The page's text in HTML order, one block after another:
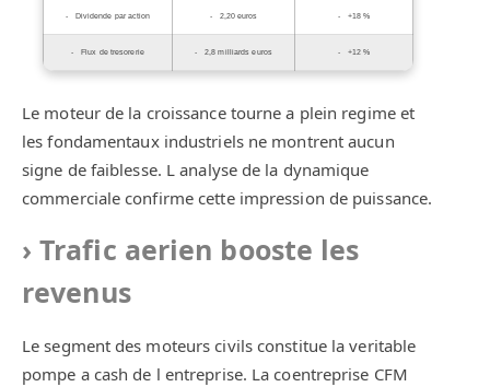
Dividende par action 2,20 euros +18 %
Flux de tresorerie 2,8 milliards euros +12 %
Le moteur de la croissance tourne a plein regime et
les fondamentaux industriels ne montrent aucun
signe de faiblesse. L analyse de la dynamique
commerciale confirme cette impression de puissance.
Trafic aerien booste les
revenus
Le segment des moteurs civils constitue la veritable
pompe a cash de l entreprise. La coentreprise CFM